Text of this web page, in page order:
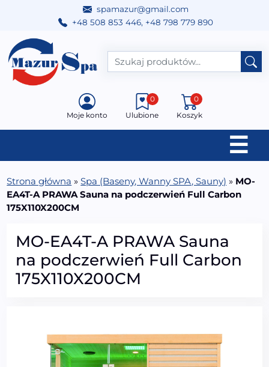
spamazur@gmail.com
+48 508 853 446, +48 798 779 890
Przejdź do treści
Main Navigation
Moje konto Ulubione
0
Koszyk
0
☰
Strona główna »Spa (Baseny, Wanny SPA, Sauny) » MO-
EA4T-A PRAWA Sauna na podczerwień Full Carbon
175X110X200CM
MO-EA4T-A PRAWA Sauna
na podczerwień Full Carbon
175X110X200CM